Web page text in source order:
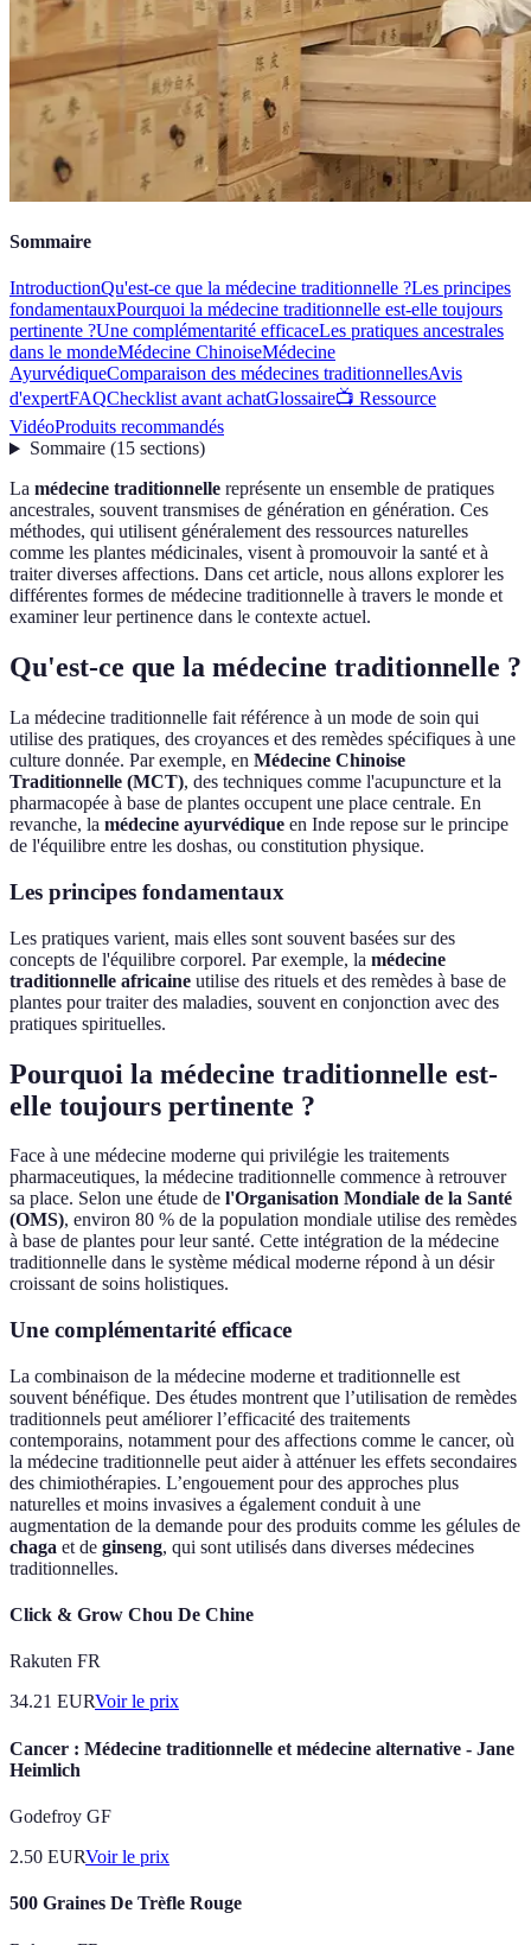
Sommaire
IntroductionQu'est-ce que la médecine traditionnelle ?Les principes
fondamentauxPourquoi la médecine traditionnelle est-elle toujours
pertinente ?Une complémentarité efficaceLes pratiques ancestrales
dans le mondeMédecine ChinoiseMédecine
AyurvédiqueComparaison des médecines traditionnellesAvis
d'expertFAQChecklist avant achatGlossaire📺 Ressource
VidéoProduits recommandés
Sommaire(15 sections)
La médecine traditionnelle représente un ensemble de pratiques
ancestrales, souvent transmises de génération en génération. Ces
méthodes, qui utilisent généralement des ressources naturelles
comme les plantes médicinales, visent à promouvoir la santé et à
traiter diverses affections. Dans cet article, nous allons explorer les
différentes formes de médecine traditionnelle à travers le monde et
examiner leur pertinence dans le contexte actuel.
Qu'est-ce que la médecine traditionnelle ?
La médecine traditionnelle fait référence à un mode de soin qui
utilise des pratiques, des croyances et des remèdes spécifiques à une
culture donnée. Par exemple, en Médecine Chinoise
Traditionnelle (MCT), des techniques comme l'acupuncture et la
pharmacopée à base de plantes occupent une place centrale. En
revanche, la médecine ayurvédique en Inde repose sur le principe
de l'équilibre entre les doshas, ou constitution physique.
Les principes fondamentaux
Les pratiques varient, mais elles sont souvent basées sur des
concepts de l'équilibre corporel. Par exemple, la médecine
traditionnelle africaine utilise des rituels et des remèdes à base de
plantes pour traiter des maladies, souvent en conjonction avec des
pratiques spirituelles.
Pourquoi la médecine traditionnelle est-
elle toujours pertinente ?
Face à une médecine moderne qui privilégie les traitements
pharmaceutiques, la médecine traditionnelle commence à retrouver
sa place. Selon une étude de l'Organisation Mondiale de la Santé
(OMS), environ 80 % de la population mondiale utilise des remèdes
à base de plantes pour leur santé. Cette intégration de la médecine
traditionnelle dans le système médical moderne répond à un désir
croissant de soins holistiques.
Une complémentarité efficace
La combinaison de la médecine moderne et traditionnelle est
souvent bénéfique. Des études montrent que l’utilisation de remèdes
traditionnels peut améliorer l’efficacité des traitements
contemporains, notamment pour des affections comme le cancer, où
la médecine traditionnelle peut aider à atténuer les effets secondaires
des chimiothérapies. L’engouement pour des approches plus
naturelles et moins invasives a également conduit à une
augmentation de la demande pour des produits comme les gélules de
chaga et de ginseng, qui sont utilisés dans diverses médecines
traditionnelles.
Click & Grow Chou De Chine
Rakuten FR
34.21 EURVoir le prix
Cancer : Médecine traditionnelle et médecine alternative - Jane
Heimlich
Godefroy GF
2.50 EURVoir le prix
500 Graines De Trèfle Rouge